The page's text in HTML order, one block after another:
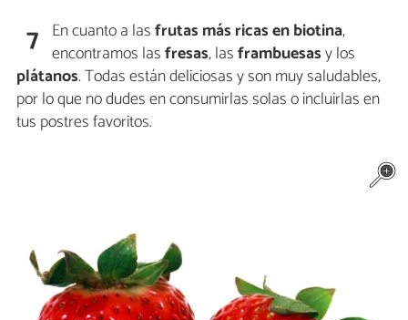
7 En cuanto a lasfrutas más ricas en biotina,
encontramos lasfresas, lasframbuesasy los
plátanos. Todas están deliciosas y son muy saludables,
por lo que no dudes en consumirlas solas o incluirlas en
tus postres favoritos.